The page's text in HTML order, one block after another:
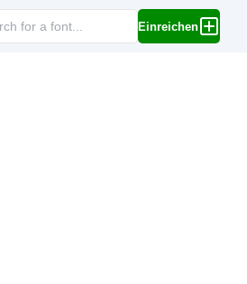
Einreichen